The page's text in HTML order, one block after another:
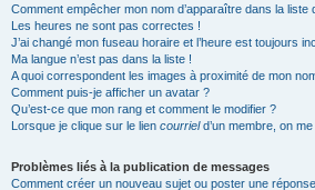
Comment empêcher mon nom d’apparaître dans la
Les heures ne sont pas correctes !
J’ai changé mon fuseau horaire et l’heure est toujours
Ma langue n’est pas dans la liste !
A quoi correspondent les images à proximité de mon
Comment puis-je afficher un avatar ?
Qu’est-ce que mon rang et comment le modifier ?
Lorsque je clique sur le lien courrield’un membre, on
Problèmes liés à la publication de messages
Comment créer un nouveau sujet ou poster une